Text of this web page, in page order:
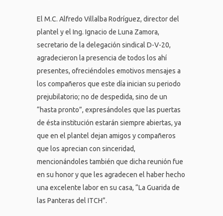
El M.C. Alfredo Villalba Rodríguez, director del
plantel y el Ing. Ignacio de Luna Zamora,
secretario de la delegación sindical D-V-20,
agradecieron la presencia de todos los ahí
presentes, ofreciéndoles emotivos mensajes a
los compañeros que este día inician su periodo
prejubilatorio; no de despedida, sino de un
“hasta pronto”, expresándoles que las puertas
de ésta institución estarán siempre abiertas, ya
que en el plantel dejan amigos y compañeros
que los aprecian con sinceridad,
mencionándoles también que dicha reunión fue
en su honor y que les agradecen el haber hecho
una excelente labor en su casa, “La Guarida de
las Panteras del ITCH”.